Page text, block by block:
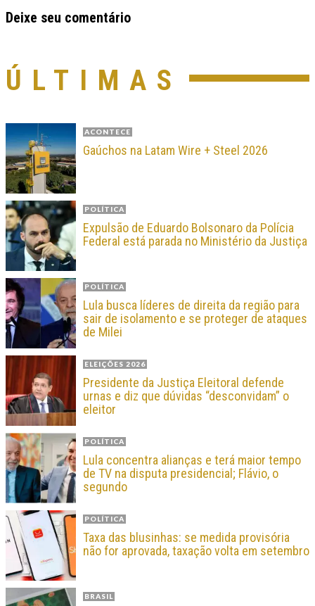
Deixe seu comentário
ÚLTIMAS
ACONTECE
Gaúchos na Latam Wire + Steel 2026
POLÍTICA
Expulsão de Eduardo Bolsonaro da Polícia
Federal está parada no Ministério da Justiça
POLÍTICA
Lula busca líderes de direita da região para
sair de isolamento e se proteger de ataques
de Milei
ELEIÇÕES 2026
Presidente da Justiça Eleitoral defende
urnas e diz que dúvidas “desconvidam” o
eleitor
POLÍTICA
Lula concentra alianças e terá maior tempo
de TV na disputa presidencial; Flávio, o
segundo
POLÍTICA
Taxa das blusinhas: se medida provisória
não for aprovada, taxação volta em setembro
BRASIL